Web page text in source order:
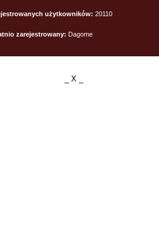
użytkowników: 20110
zarejestrowany: Dagome
_ X _